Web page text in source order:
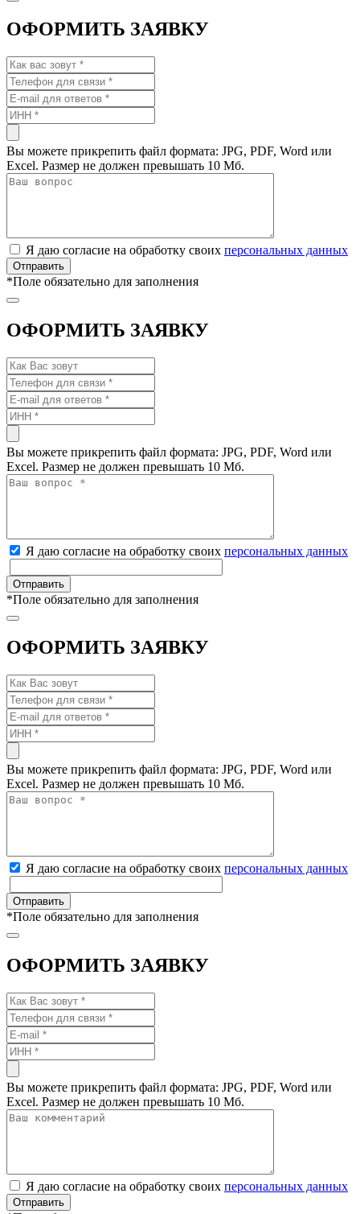
ОФОРМИТЬ ЗАЯВКУ
Вы можете прикрепить файл формата: JPG, PDF, Word или
Excel. Размер не должен превышать 10 Мб.
Я даю согласие на обработку своих персональных данных
*Поле обязательно для заполнения
ОФОРМИТЬ ЗАЯВКУ
Вы можете прикрепить файл формата: JPG, PDF, Word или
Excel. Размер не должен превышать 10 Мб.
Я даю согласие на обработку своих персональных данных
*Поле обязательно для заполнения
ОФОРМИТЬ ЗАЯВКУ
Вы можете прикрепить файл формата: JPG, PDF, Word или
Excel. Размер не должен превышать 10 Мб.
Я даю согласие на обработку своих персональных данных
*Поле обязательно для заполнения
ОФОРМИТЬ ЗАЯВКУ
Вы можете прикрепить файл формата: JPG, PDF, Word или
Excel. Размер не должен превышать 10 Мб.
Я даю согласие на обработку своих персональных данных